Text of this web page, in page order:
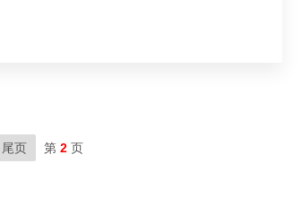
尾页 第 2页